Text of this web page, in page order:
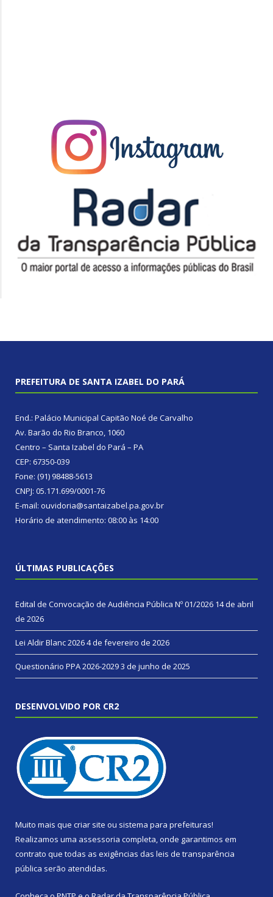
PREFEITURA DE SANTA IZABEL DO PARÁ
End.: Palácio Municipal Capitão Noé de Carvalho
Av. Barão do Rio Branco, 1060
Centro – Santa Izabel do Pará – PA
CEP: 67350-039
Fone: (91) 98488-5613
CNPJ: 05.171.699/0001-76
E-mail: ouvidoria@santaizabel.pa.gov.br
Horário de atendimento: 08:00 às 14:00
ÚLTIMAS PUBLICAÇÕES
Edital de Convocação de Audiência Pública Nº 01/2026 14 de abril
de 2026
Lei Aldir Blanc 20264 de fevereiro de 2026
Questionário PPA 2026-20293 de junho de 2025
DESENVOLVIDO POR CR2
Muito mais que criar site ou sistema para prefeituras!
Realizamos uma assessoria completa, onde garantimos em
contrato que todas as exigências das leis de transparência
pública serão atendidas.